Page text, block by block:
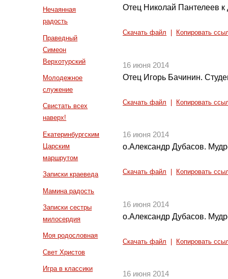
Нечаянная
радость
Праведный
Симеон
Верхотурский
Молодежное
служение
Свистать всех
наверх!
Екатеринбургским
Царским
маршрутом
Записки краеведа
Мамина радость
Записки сестры
милосердия
Моя родословная
Свет Христов
Игра в классики
Отец Николай Пантелеев к
Скачать файл Копировать
16 июня 2014
Отец Игорь Бачинин.
Скачать файл Копировать
16 июня 2014
о.Александр Дубасов.
Скачать файл Копировать
16 июня 2014
о.Александр Дубасов.
Скачать файл Копировать
16 июня 2014